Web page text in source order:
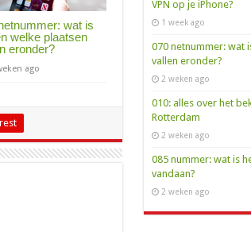
wat is
welke plaatsen
eronder?
ago
VPN op je iPhone?
1 week ago
070 netnummer: wat
vallen eronder?
2 weken ago
010: alles over het
Rotterdam
2 weken ago
085 nummer: wat is
vandaan?
2 weken ago